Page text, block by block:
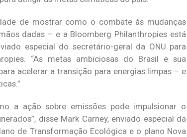
de mostrar como o combate às mudanças
dadas – e a Bloomberg Philanthropies está
especial do secretário-geral da ONU para
“As metas ambiciosas do Brasil e sua
acelerar a transição para energias limpas – e
a ação sobre emissões pode impulsionar o
disse Mark Carney, enviado especial da
de Transformação Ecológica e o plano Nova